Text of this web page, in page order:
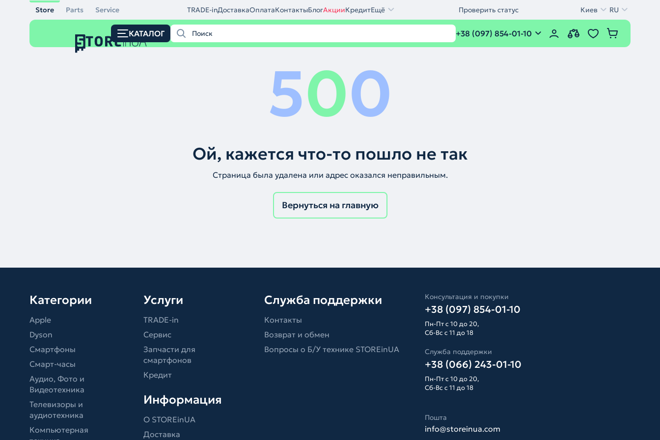
Store Parts Service TRADE-inДоставкаОплатаКонтактыБлогАкцииКредитЕщё Проверить статус Киев RU
КАТАЛОГ +38 (097) 854-01-10
500
Ой, кажется что-то пошло не так
Страница была удалена или адрес оказался неправильным.
Вернуться на главную
Категории
Apple
Dyson
Смартфоны
Смарт-часы
Аудио, Фото и
Видеотехника
Телевизоры и
аудиотехника
Компьютерная
Услуги
TRADE-in
Сервис
Запчасти для
смартфонов
Кредит
Информация
О STOREinUA
Доставка
Служба поддержки
Контакты
Возврат и обмен
Вопросы о Б/У технике STOREinUA
Консультация и покупки
+38 (097) 854-01-10
Пн-Пт с 10 до 20,
Сб-Вс с 11 до 18
Служба поддержки
+38 (066) 243-01-10
Пн-Пт с 10 до 20,
Сб-Вс с 11 до 18
Пошта
info@storeinua.com